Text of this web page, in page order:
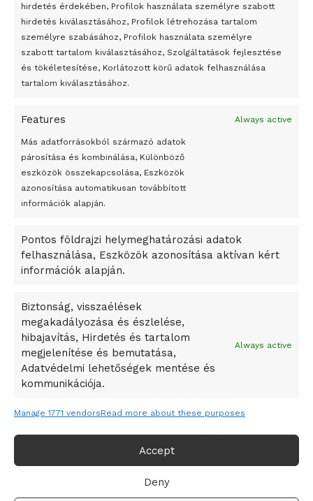
hirdetés érdekében, Profilok használata személyre szabott
hirdetés kiválasztásához, Profilok létrehozása tartalom
személyre szabásához, Profilok használata személyre
szabott tartalom kiválasztásához, Szolgáltatások fejlesztése
és tökéletesítése, Korlátozott körű adatok felhasználása
tartalom kiválasztásához.
Features Always active
Más adatforrásokból származó adatok
párosítása és kombinálása, Különböző
eszközök összekapcsolása, Eszközök
azonosítása automatikusan továbbított
információk alapján.
Pontos földrajzi helymeghatározási adatok
felhasználása, Eszközök azonosítása aktívan kért
információk alapján.
Biztonság, visszaélések
megakadályozása és észlelése,
hibajavítás, Hirdetés és tartalom
megjelenítése és bemutatása,
Adatvédelmi lehetőségek mentése és
kommunikációja.
Always active
Manage 1771 vendorsRead more about these purposes
Accept
Deny
Egy vagyonért adták el Banksy művét miután elégették.
Az 1950-ben elhunyt alkotók művei szabadon
felhasználhatóvá válnak
Peking – A visegrádi országok zsidó kulturális örökségét
bemutató fotókiállítás nyílt
Megveszi az osztrák Wienerberger az amerikai Meridian
Bricket
A Startup Campus egyetemi programjainak legjobbjai az
A Ringo Starr új albummal jelentkezik
A Vajdasági Magyar Szövetség államtitkárait kinevezték
Dzsingisz kán hódító hadjárata okozta
Kuramagomedov ötödik, Muszukajev elődöntős – Birkózó
világkupa